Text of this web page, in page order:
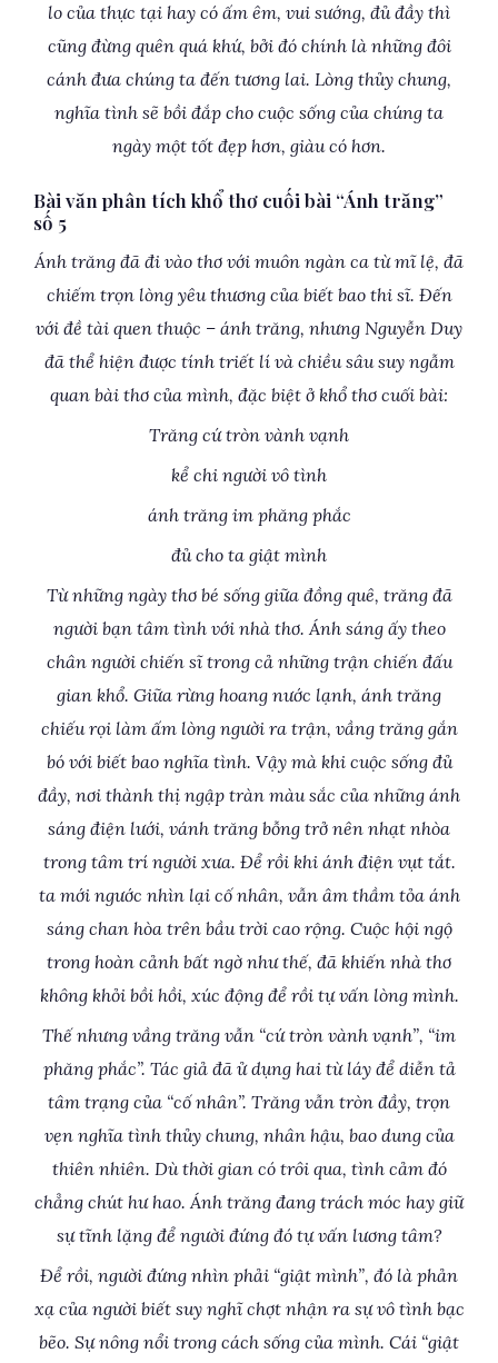
lo của thực tại hay có ấm êm, vui sướng, đủ đầy thì
cũng đừng quên quá khứ, bởi đó chính là những đôi
cánh đưa chúng ta đến tương lai. Lòng thủy chung,
nghĩa tình sẽ bồi đắp cho cuộc sống của chúng ta
ngày một tốt đẹp hơn, giàu có hơn.
Bài văn phân tích khổ thơ cuối bài “Ánh trăng”
số 5
Ánh trăng đã đi vào thơ với muôn ngàn ca từ mĩ lệ, đã
chiếm trọn lòng yêu thương của biết bao thi sĩ. Đến
với đề tài quen thuộc – ánh trăng, nhưng Nguyễn Duy
đã thể hiện được tính triết lí và chiều sâu suy ngẫm
quan bài thơ của mình, đặc biệt ở khổ thơ cuối bài:
Trăng cứ tròn vành vạnh
kể chi người vô tình
ánh trăng im phăng phắc
đủ cho ta giật mình
Từ những ngày thơ bé sống giữa đồng quê, trăng đã
người bạn tâm tình với nhà thơ. Ánh sáng ấy theo
chân người chiến sĩ trong cả những trận chiến đấu
gian khổ. Giữa rừng hoang nước lạnh, ánh trăng
chiếu rọi làm ấm lòng người ra trận, vầng trăng gắn
bó với biết bao nghĩa tình. Vậy mà khi cuộc sống đủ
đầy, nơi thành thị ngập tràn màu sắc của những ánh
sáng điện lưới, vánh trăng bỗng trở nên nhạt nhòa
trong tâm trí người xưa. Để rồi khi ánh điện vụt tắt.
ta mới ngước nhìn lại cố nhân, vẫn âm thầm tỏa ánh
sáng chan hòa trên bầu trời cao rộng. Cuộc hội ngộ
trong hoàn cảnh bất ngờ như thế, đã khiến nhà thơ
không khỏi bồi hồi, xúc động để rồi tự vấn lòng mình.
Thế nhưng vầng trăng vẫn “cứ tròn vành vạnh”, “im
phăng phắc”. Tác giả đã ử dụng hai từ láy để diễn tả
tâm trạng của “cố nhân”. Trăng vẫn tròn đầy, trọn
vẹn nghĩa tình thủy chung, nhân hậu, bao dung của
thiên nhiên. Dù thời gian có trôi qua, tình cảm đó
chẳng chút hư hao. Ánh trăng đang trách móc hay giữ
sự tĩnh lặng để người đứng đó tự vấn lương tâm?
Để rồi, người đứng nhìn phải “giật mình”, đó là phản
xạ của người biết suy nghĩ chợt nhận ra sự vô tình bạc
bẽo. Sự nông nổi trong cách sống của mình. Cái “giật